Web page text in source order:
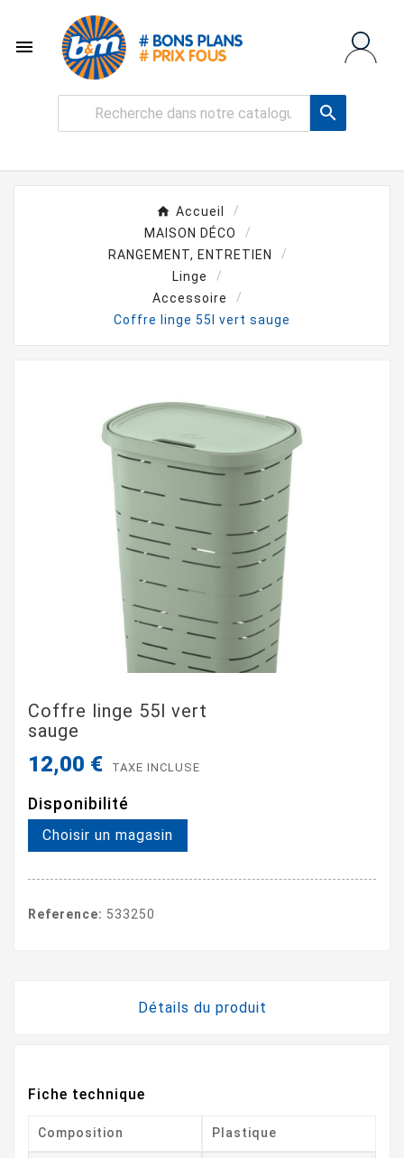


Accueil
MAISON DÉCO
RANGEMENT, ENTRETIEN
Linge
Accessoire
Coffre linge 55l vert sauge
Coffre linge 55l vert
sauge
12,00 € TAXE INCLUSE
Disponibilité
Choisir un magasin
Reference: 533250
Détails du produit
Fiche technique
Composition Plastique